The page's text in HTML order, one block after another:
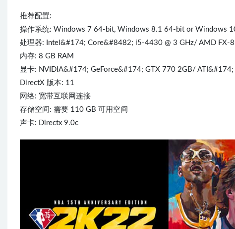
推荐配置:
操作系统: Windows 7 64-bit, Windows 8.1 64-bit or Windows
处理器: Intel&#174; Core&#8482; i5-4430 @ 3 GHz/ AMD FX-
内存: 8 GB RAM
显卡: NVIDIA&#174; GeForce&#174; GTX 770 2GB/
DirectX 版本: 11
网络: 宽带互联网连接
存储空间: 需要 110 GB 可用空间
声卡: Directx 9.0c